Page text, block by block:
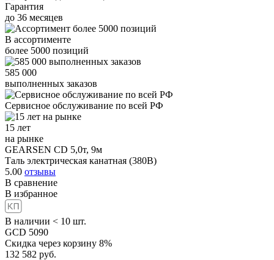
Гарантия
до 36 месяцев
В ассортименте
более 5000 позиций
585 000
выполненных заказов
Сервисное обслуживание по всей РФ
15 лет
на рынке
GEARSEN CD 5,0т, 9м
Таль электрическая канатная (380В)
5.00 отзывы
В сравнение
В избранное
В наличии < 10 шт.
GCD 5090
Скидка через корзину 8%
132 582 руб.